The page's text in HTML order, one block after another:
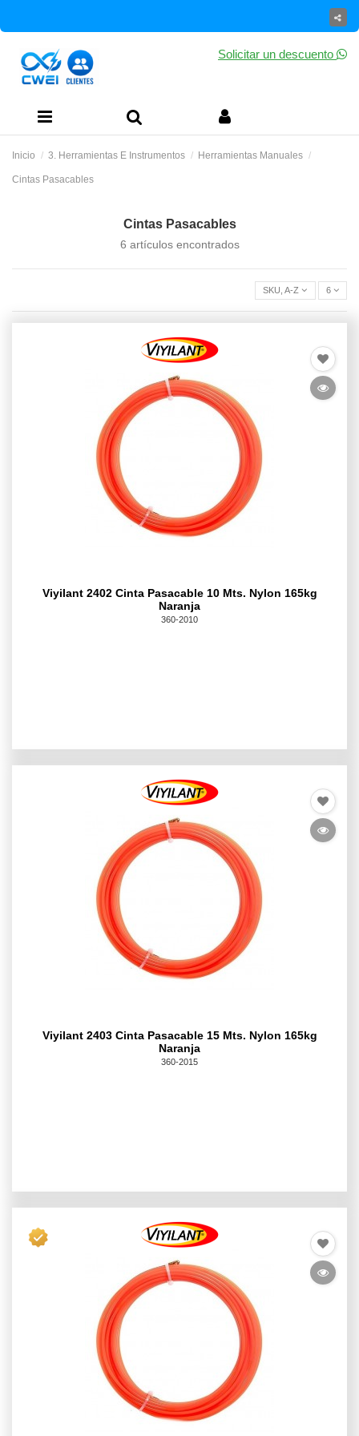
Solicitar un descuento
Inicio 3. Herramientas E Instrumentos Herramientas Manuales
Cintas Pasacables
Cintas Pasacables
6 artículos encontrados
SKU,
Viyilant 2402 Cinta Pasacable 10 Mts. Nylon 165kg
Naranja
360-2010
Viyilant 2403 Cinta Pasacable 15 Mts. Nylon 165kg
Naranja
360-2015